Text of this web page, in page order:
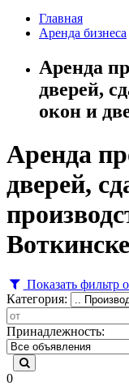
Главная
Аренда бизнеса
Аренда
дверей,
окон и
Аренда
дверей,
Воткинске
Показать фильтр
Категория:
Принадлежность:
0